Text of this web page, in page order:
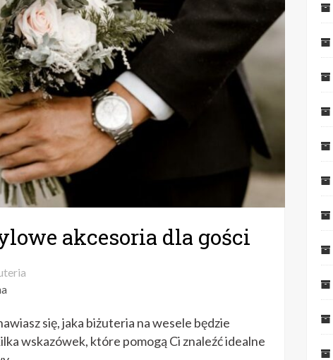
akcesoria dla gości
się, jaka biżuteria na wesele będzie
wskazówek, które pomogą Ci znaleźć idealne